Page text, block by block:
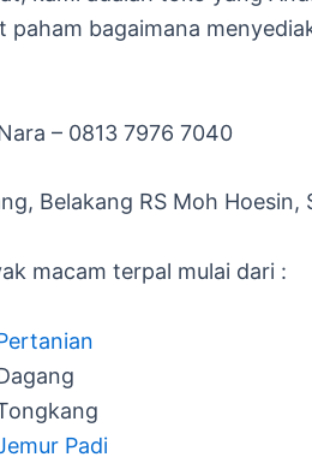
paham bagaimana
– 0813 7976 7040
Belakang RS Moh Hoesin,
macam terpal mulai dari :
Padi